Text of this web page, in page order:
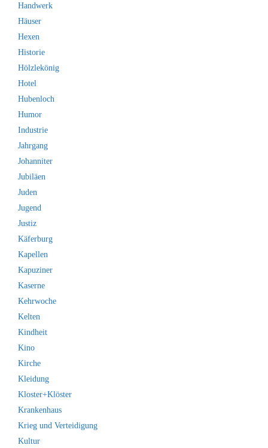
Handwerk
Häuser
Hexen
Historie
Hölzlekönig
Hotel
Hubenloch
Humor
Industrie
Jahrgang
Johanniter
Jubiläen
Juden
Jugend
Justiz
Käferburg
Kapellen
Kapuziner
Kaserne
Kehrwoche
Kelten
Kindheit
Kino
Kirche
Kleidung
Kloster+Klöster
Krankenhaus
Krieg und Verteidigung
Kultur